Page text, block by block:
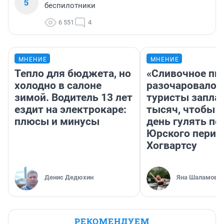
беспилотники
6 551 4
МНЕНИЕ
Тепло для бюджета, но
холодно в салоне
зимой. Водитель 13 лет
ездит на электрокаре:
плюсы и минусы
Денис Дедюхин
МНЕНИЕ
«Сливочное
разочаровало»:
туристы
тысяч, чтобы
день гулять по
Юрского
Хогвартсу
Яна Шаламова
РЕКОМЕНДУЕМ